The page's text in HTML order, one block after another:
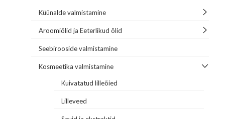
Küünalde valmistamine
Aroomiõlid ja Eeterlikud õlid
Seebirooside valmistamine
Kosmeetika valmistamine
Kuivatatud lilleõied
Lilleveed